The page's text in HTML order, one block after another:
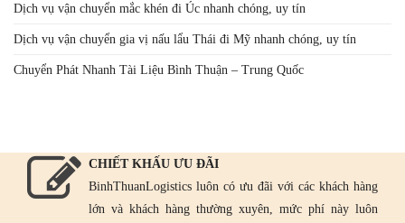
Dịch vụ vận chuyển mắc khén đi Úc nhanh chóng, uy tín
Dịch vụ vận chuyển gia vị nấu lẩu Thái đi Mỹ nhanh chóng, uy tín
Chuyển Phát Nhanh Tài Liệu Bình Thuận – Trung Quốc
CHIẾT KHẤU ƯU ĐÃI
BinhThuanLogistics luôn có ưu đãi với các khách hàng
lớn và khách hàng thường xuyên, mức phí này luôn